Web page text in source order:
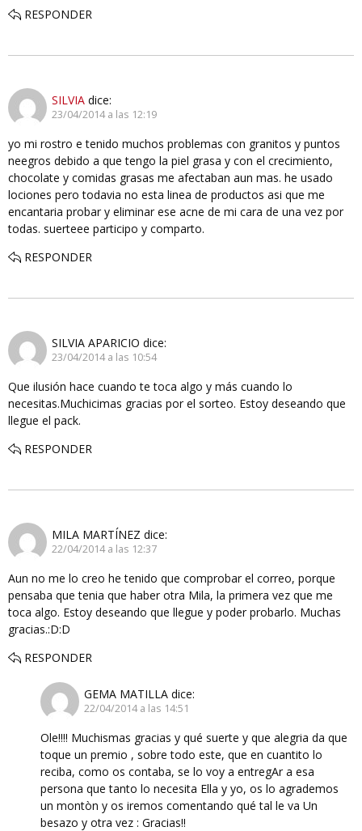
RESPONDER
SILVIA dice:
23/04/2014 a las 12:19
yo mi rostro e tenido muchos problemas con granitos y puntos
neegros debido a que tengo la piel grasa y con el crecimiento,
chocolate y comidas grasas me afectaban aun mas. he usado
lociones pero todavia no esta linea de productos asi que me
encantaria probar y eliminar ese acne de mi cara de una vez por
todas. suerteee participo y comparto.
RESPONDER
SILVIA APARICIO dice:
23/04/2014 a las 10:54
Que ilusión hace cuando te toca algo y más cuando lo
necesitas.Muchicimas gracias por el sorteo. Estoy deseando que
llegue el pack.
RESPONDER
MILA MARTÍNEZ dice:
22/04/2014 a las 12:37
Aun no me lo creo he tenido que comprobar el correo, porque
pensaba que tenia que haber otra Mila, la primera vez que me
toca algo. Estoy deseando que llegue y poder probarlo. Muchas
gracias.:D:D
RESPONDER
GEMA MATILLA dice:
22/04/2014 a las 14:51
Ole!!!! Muchismas gracias y qué suerte y que alegria da que
toque un premio , sobre todo este, que en cuantito lo
reciba, como os contaba, se lo voy a entregAr a esa
persona que tanto lo necesita Ella y yo, os lo agrademos
un montòn y os iremos comentando qué tal le va Un
besazo y otra vez : Gracias!!